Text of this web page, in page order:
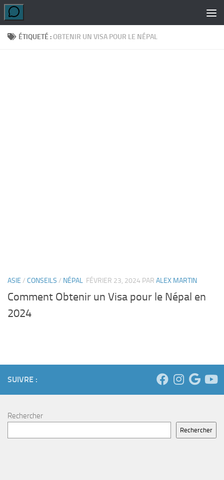
Skip to content
ÉTIQUETÉ :OBTENIR UN VISA POUR LE NÉPAL
ASIE / CONSEILS / NÉPAL FÉVRIER 23, 2024 PAR ALEX MARTIN
Comment Obtenir un Visa pour le Népal en
2024
SUIVRE :
Rechercher
Rechercher